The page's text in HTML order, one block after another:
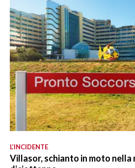
L’INCIDENTE
Villasor, schianto in moto nella